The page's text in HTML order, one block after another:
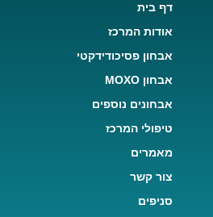
דף בית
אודות המרכז
אבחון פסיכודידקטי
אבחון MOXO
אבחונים נוספים
טיפולי המרכז
מאמרים
צור קשר
סניפים